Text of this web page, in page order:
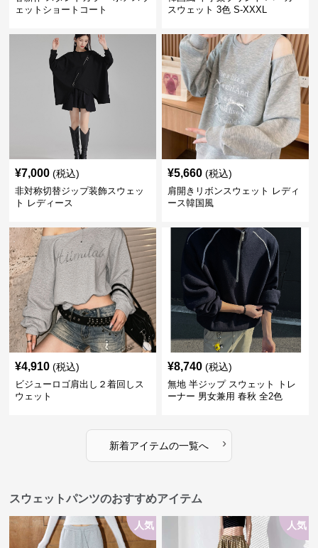
ェットショートコート
スウェット 3色 S-XXXL
¥7,000 (税込)
非対称切替ジップ装飾スウェッ
ト レディース
¥5,660 (税込)
肩開きリボンスウェット レディ
ース韓国風
¥4,910 (税込)
ビジューロゴ肩出し２着回しス
ウェット
¥8,740 (税込)
無地 半ジップ スウェット トレ
ーナー 男女兼用 春秋 全2色
新着アイテムの一覧へ ›
スウェットパンツのおすすめアイテム
人気 人気